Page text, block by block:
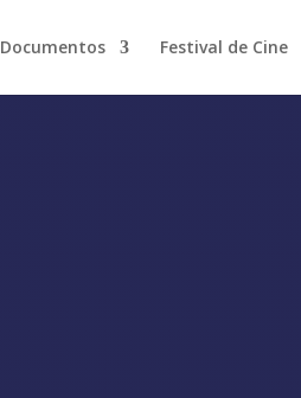
Documentos Festival de Cine